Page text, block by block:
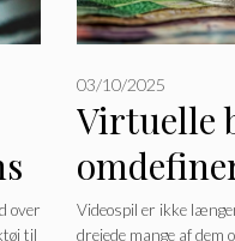
over
til
Virtuelle
(mere
03/10/2025
Videospil er ikke
drejede mange af dem